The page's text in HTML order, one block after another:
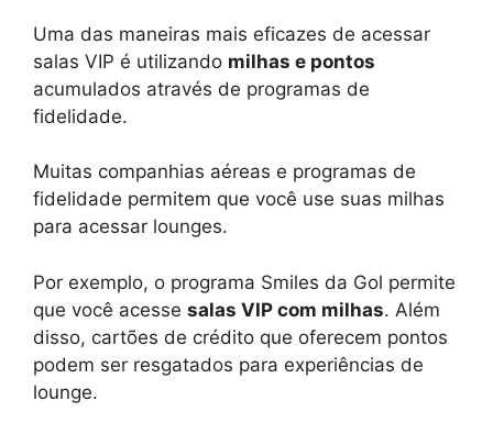
Uma das maneiras mais eficazes de acessar
salas VIP é utilizando milhas e pontos
acumulados através de programas de
fidelidade.
Muitas companhias aéreas e programas de
fidelidade permitem que você use suas milhas
para acessar lounges.
Por exemplo, o programa Smiles da Gol permite
que você acesse salas VIP com milhas. Além
disso, cartões de crédito que oferecem pontos
podem ser resgatados para experiências de
lounge.